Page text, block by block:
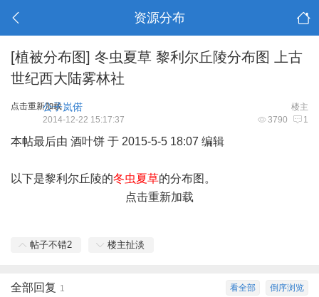
资源分布
[植被分布图] 冬虫夏草 黎利尔丘陵分布图 上古
世纪西大陆雾林社
点击重新加载 楼主
公子岚偌
3790 1
2014-12-22 15:17:37
本帖最后由 酒叶饼 于 2015-5-5 18:07 编辑
以下是黎利尔丘陵的冬虫夏草的分布图。
点击重新加载
帖子不错2 楼主扯淡
倒序浏览
看全部
全部回复 1